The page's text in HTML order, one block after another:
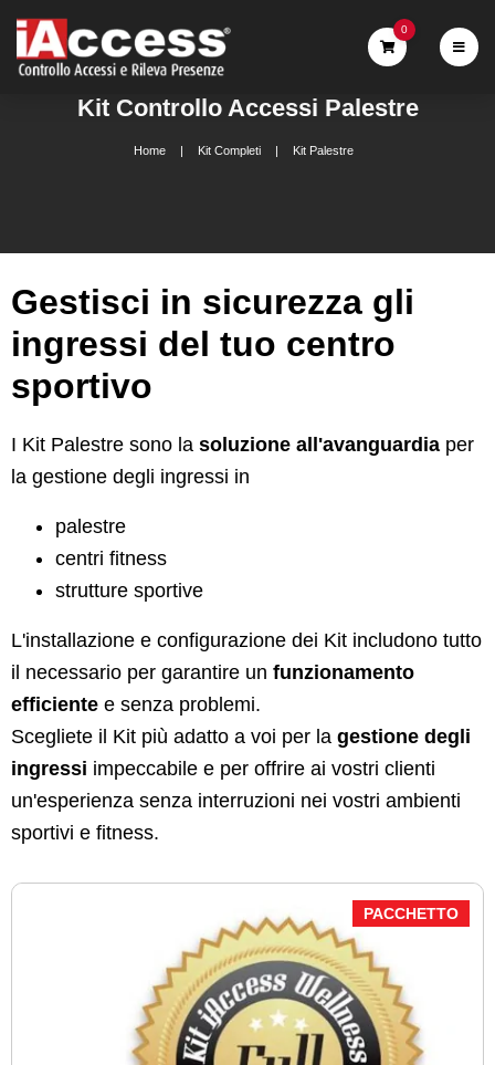
0
Kit Controllo Accessi Palestre
Home Kit Completi Kit Palestre
Gestisci in sicurezza gli
ingressi del tuo centro
sportivo
I Kit Palestre sono la soluzione all'avanguardia per
la gestione degli ingressi in
palestre
centri fitness
strutture sportive
L'installazione e configurazione dei Kit includono tutto
il necessario per garantire un funzionamento
efficiente e senza problemi.
Scegliete il Kit più adatto a voi per la gestione degli
ingressi impeccabile e per offrire ai vostri clienti
un'esperienza senza interruzioni nei vostri ambienti
sportivi e fitness.
PACCHETTO